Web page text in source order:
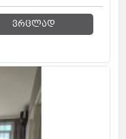
ვრცლად